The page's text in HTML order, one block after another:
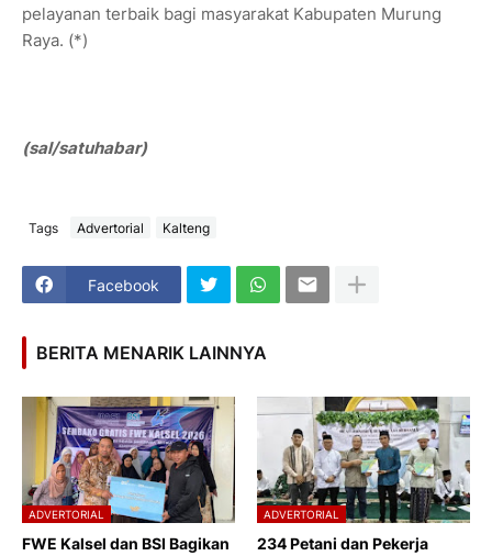
pelayanan terbaik bagi masyarakat Kabupaten Murung
Raya. (*)
(sal/satuhabar)
Tags Advertorial Kalteng
Facebook
BERITA MENARIK LAINNYA
ADVERTORIAL
FWE Kalsel dan BSI Bagikan
ADVERTORIAL
234 Petani dan Pekerja